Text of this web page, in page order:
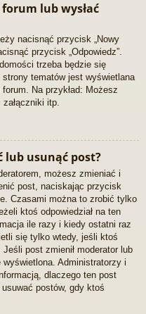
lub wysłać
nacisnąć przycisk „Nowy
przycisk „Odpowiedz”.
trzeba będzie się
tematów jest wyświetlana
Na przykład: Możesz
itp.
lub usunąć post?
możesz zmieniać i
post, naciskając przycisk
Czasami można to zrobić tylko
ktoś odpowiedział na ten
ile razy i kiedy ostatni raz
się tylko wtedy, jeśli ktoś
post zmienił moderator lub
Administratorzy i
dlaczego ten post
postów, gdy ktoś